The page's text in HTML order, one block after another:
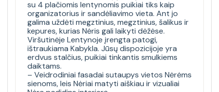
su 4 plačiomis lentynomis puikiai tiks kaip
organizatorius ir sandėliavimo vieta. Ant jo
galima uždėti megztinius, megztinius, šalikus ir
kepures, kurias Nėris gali laikyti dėžėse.
Viršutinėje Lentynoje įrengta patogi,
ištraukiama Kabykla. Jūsų dispozicijoje yra
erdvus stalčius, puikiai tinkantis smulkiems
daiktams.
– Veidrodiniai fasadai sutaupys vietos Nėrėms
sienoms, leis Nėriai matyti aiškiau ir vizualiai